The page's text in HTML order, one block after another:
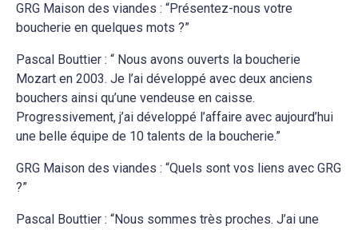
GRG Maison des viandes : “Présentez-nous votre
boucherie en quelques mots ?”
Pascal Bouttier : “ Nous avons ouverts la boucherie
Mozart en 2003. Je l’ai développé avec deux anciens
bouchers ainsi qu’une vendeuse en caisse.
Progressivement, j’ai développé l’affaire avec aujourd’hui
une belle équipe de 10 talents de la boucherie.”
GRG Maison des viandes : “Quels sont vos liens avec GRG
?”
Pascal Bouttier : “Nous sommes très proches. J’ai une